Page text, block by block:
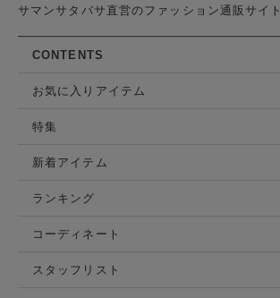
サマンサタバサ直営のファッション通販サイト
CONTENTS
お気に入りアイテム
特集
新着アイテム
ランキング
コーディネート
スタッフリスト